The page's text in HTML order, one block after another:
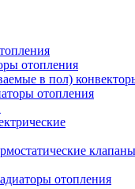
отопления
в пол)
отопления
отопления